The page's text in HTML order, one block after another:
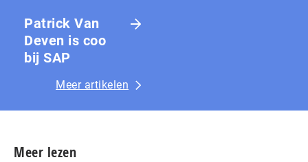
Patrick Van
Deven is coo
bij SAP
Meer artikelen
Meer lezen